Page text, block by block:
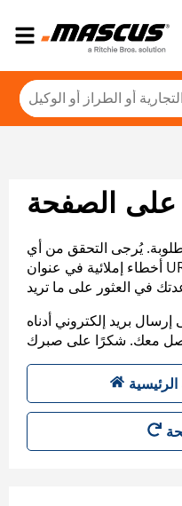
على الصفحة
يُرجى التحقق من أي
أخطاء إملائية في عنوان URL، أو عرض خريطة الموقع
بريد إلكتروني أدناه